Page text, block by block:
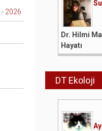
- 2026
Dr. Hilmi
Hayatı
DT Ekoloji